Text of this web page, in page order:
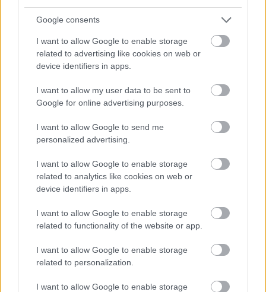
Google consents
I want to allow Google to enable storage
related to advertising like cookies on web or
device identifiers in apps.
I want to allow my user data to be sent to
Google for online advertising purposes.
I want to allow Google to send me
personalized advertising.
I want to allow Google to enable storage
related to analytics like cookies on web or
device identifiers in apps.
I want to allow Google to enable storage
related to functionality of the website or app.
I want to allow Google to enable storage
related to personalization.
I want to allow Google to enable storage
ENERGIATAKARÉKOSSÁG: KORÁBBAN KEZDŐDIK
A GYŐRI AUDI ETO KC PÉNTEKI FELKÉSZÜLÉSI
MÉRKŐZÉSE
Az energiaellátás tehermentesítése érdekében másfél órával
előrébb hozták a Brest Bretagne Handball elleni találkozó
1 hozzászólás